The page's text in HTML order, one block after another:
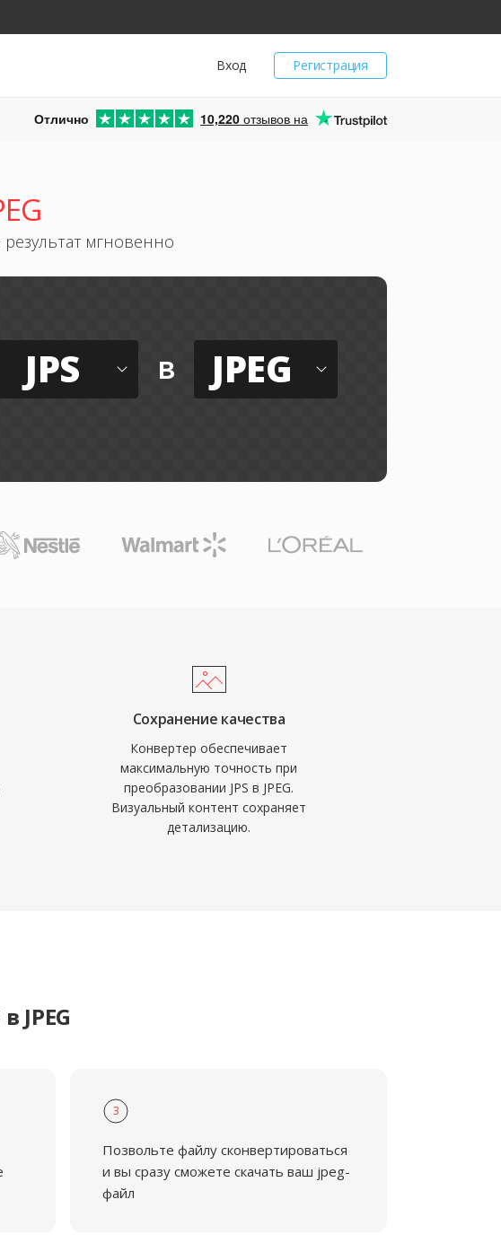
Регистрация
Вход
Отлично 10,220 отзывов на
мгновенно
JPS в JPEG
Сохранение качества
Конвертер обеспечивает
максимальную точность при
преобразовании JPS в JPEG.
Визуальный контент сохраняет
детализацию.
JPEG
3
Позвольте файлу сконвертироваться
и вы сразу сможете скачать ваш jpeg-
файл